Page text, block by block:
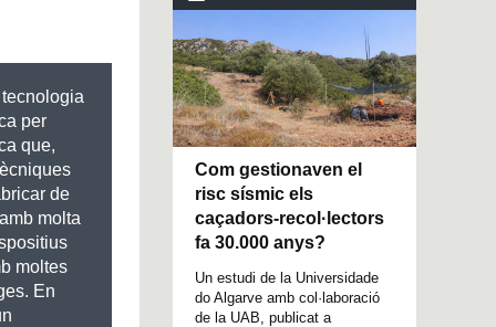
tecnologia
per
que,
de
molta
moltes
En
Com gestionaven el
risc sísmic els
caçadors-recol·lectors
fa 30.000 anys?
Un estudi de la Universidade
do Algarve amb col·laboració
de la UAB, publicat a